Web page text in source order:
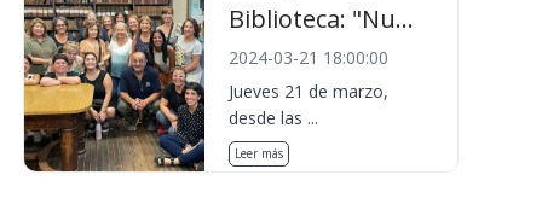
Biblioteca: "Nu...
2024-03-21 18:00:00
Jueves 21 de marzo,
desde las ...
Leer más